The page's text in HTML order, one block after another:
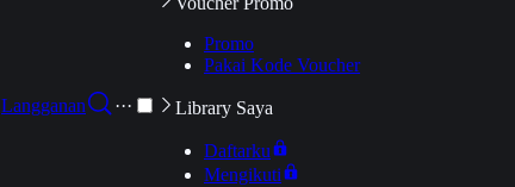
Langganan
···
Promo
Pakai Kode Voucher
Library Saya
Daftarku
Mengikuti